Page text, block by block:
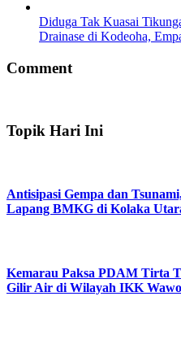
Diduga Tak Kuasai
Drainase di Kodeoha,
Comment
Topik Hari Ini
Antisipasi Gempa dan
Lapang BMKG di Kolaka
Kemarau Paksa PDAM Tirta
Gilir Air di Wilayah IKK Wawo